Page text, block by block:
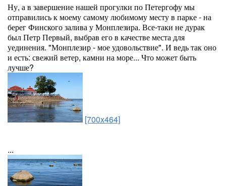
Ну, а в завершение нашей прогулки по Петергофу мы
отправились к моему самому любимому месту в парке - на
берег Финского залива у Монплезира. Все-таки не дурак
был Петр Первый, выбрав его в качестве места для
уединения. "Монплезир - мое удовольствие". И ведь так оно
и есть: свежий ветер, камни на море... Что может быть
лучше?
[700x464]
...